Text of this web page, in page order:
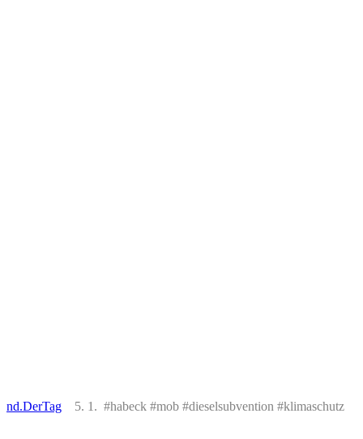
nd.DerTag 5. 1. #habeck #mob #dieselsubvention #klimaschutz